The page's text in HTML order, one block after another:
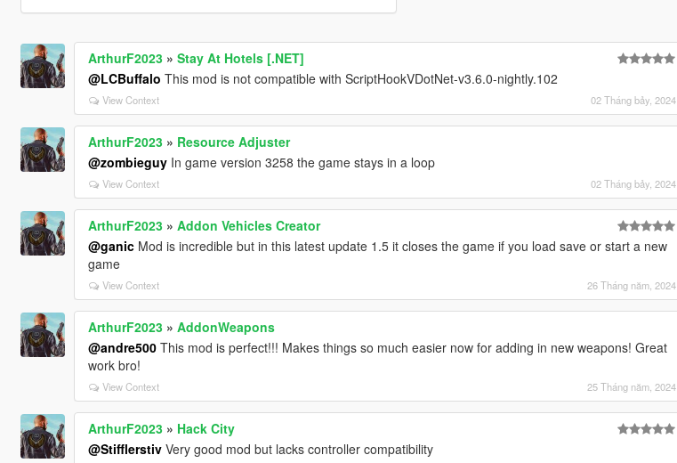
ArthurF2023» Stay At Hotels [.NET]
@LCBuffalo This mod is not compatible with ScriptHookVDotNet-v3.6.0-nightly.102
View Context 02 Tháng bảy, 2024
ArthurF2023» Resource Adjuster
@zombieguyIn game version 3258 the game stays in a loop
View Context 02 Tháng bảy, 2024
ArthurF2023» Addon Vehicles Creator
@ganicMod is incredible but in this latest update 1.5 it closes the game if you load save or start a new
game
View Context 26 Tháng năm, 2024
ArthurF2023» AddonWeapons
@andre500This mod is perfect!!! Makes things so much easier now for adding in new weapons! Great
work bro!
View Context 25 Tháng năm, 2024
ArthurF2023» Hack City
@StifflerstivVery good mod but lacks controller compatibility